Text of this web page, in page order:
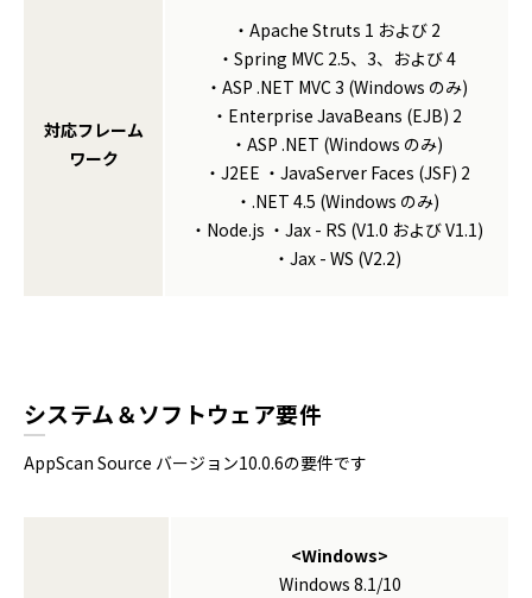
対応フレーム
ワーク
・Apache Struts 1 および 2
・Spring MVC 2.5、3、および 4
・ASP .NET MVC 3 (Windows のみ)
・Enterprise JavaBeans (EJB) 2
・ASP .NET (Windows のみ)
・J2EE ・JavaServer Faces (JSF) 2
・.NET 4.5 (Windows のみ)
・Node.js ・Jax - RS (V1.0 および V1.1)
・Jax - WS (V2.2)
システム＆ソフトウェア要件
AppScan Source バージョン10.0.6の要件です
<Windows>
Windows 8.1/10